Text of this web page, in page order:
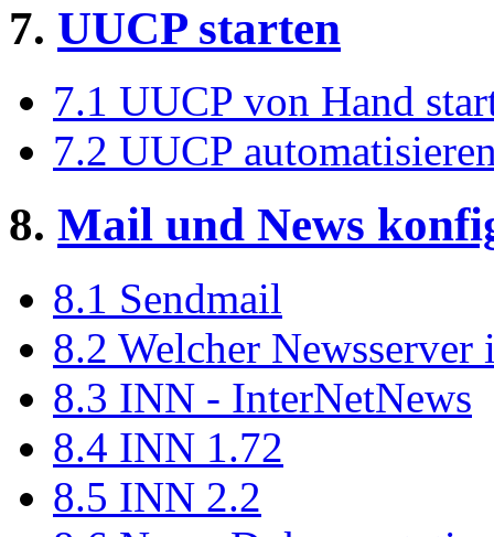
7. UUCP starten
7.1 UUCP von Hand
7.2 UUCP
8. Mail und News
8.1 Sendmail
8.2 Welcher Newsserver
8.3 INN - InterNetNews
8.4 INN 1.72
8.5 INN 2.2